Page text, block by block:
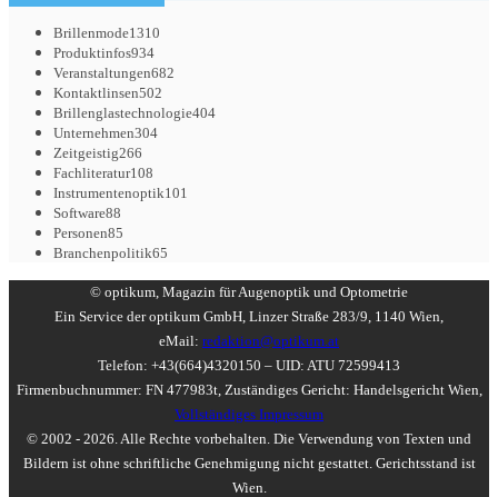
Brillenmode1310
Produktinfos934
Veranstaltungen682
Kontaktlinsen502
Brillenglastechnologie404
Unternehmen304
Zeitgeistig266
Fachliteratur108
Instrumentenoptik101
Software88
Personen85
Branchenpolitik65
© optikum, Magazin für Augenoptik und Optometrie
Ein Service der optikum GmbH, Linzer Straße 283/9, 1140 Wien,
eMail: redaktion@optikum.at
Telefon: +43(664)4320150 – UID: ATU 72599413
Firmenbuchnummer: FN 477983t, Zuständiges Gericht: Handelsgericht Wien,
Vollständiges Impressum
© 2002 - 2026. Alle Rechte vorbehalten. Die Verwendung von Texten und
Bildern ist ohne schriftliche Genehmigung nicht gestattet. Gerichtsstand ist
Wien.